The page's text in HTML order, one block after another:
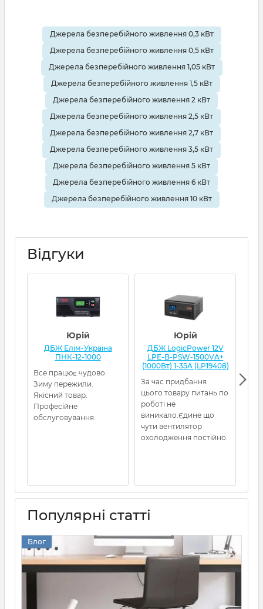
Джерела безперебійного живлення 0,3 кВт
Джерела безперебійного живлення 0,5 кВт
Джерела безперебійного живлення 1,05 кВт
Джерела безперебійного живлення 1,5 кВт
Джерела безперебійного живлення 2 кВт
Джерела безперебійного живлення 2,5 кВт
Джерела безперебійного живлення 2,7 кВт
Джерела безперебійного живлення 3,5 кВт
Джерела безперебійного живлення 5 кВт
Джерела безперебійного живлення 6 кВт
Джерела безперебійного живлення 10 кВт
Відгуки
Юрій
ДБЖ Елім-Україна
ПНК-12-1000
Все працює чудово.
Зиму пережили.
Якісний товар.
Професійне
обслуговування.
Юрій
ДБЖ LogicPower 12V
LPE-B-PSW-1500VA+
(1000Вт) 1-35A (LP19408)
За час придбання
цього товару питань по
роботі не
виникало.Єдине що
чути вентилятор
охолодження постійно.
Популярні статті
Блог